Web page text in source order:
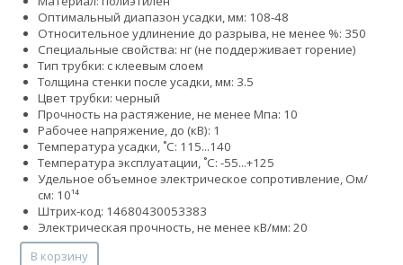
Оптимальный диапазон усадки, мм: 108-48
Относительное удлинение до разрыва, не менее %: 350
Специальные свойства: нг (не поддерживает горение)
Тип трубки: с клеевым слоем
Толщина стенки после усадки, мм: 3.5
Цвет трубки: черный
Прочность на растяжение, не менее Мпа: 10
Рабочее напряжение, до (кВ): 1
Температура усадки, ˚С: 115...140
Температура эксплуатации, ˚С: -55...+125
Удельное объемное электрическое сопротивление, Ом/
см: 10¹⁴
Штрих-код: 14680430053383
Электрическая прочность, не менее кВ/мм: 20
В корзину